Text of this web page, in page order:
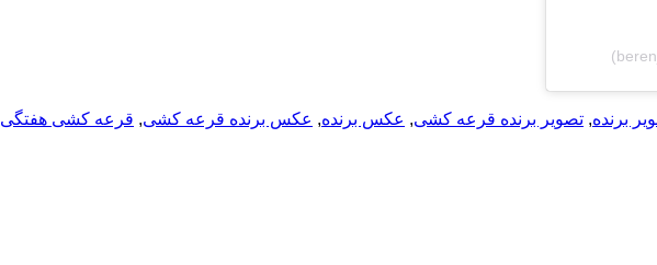
برنده, تصویر برنده قرعه کشی, عکس برنده, عکس برنده قرعه کشی, قرعه کشی هفتگی